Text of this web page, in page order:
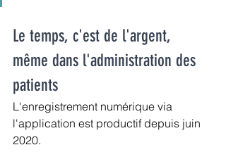
Le temps, c'est de l'argent,
même dans l'administration des
patients
L'enregistrement numérique via
l'application est productif depuis juin
2020.